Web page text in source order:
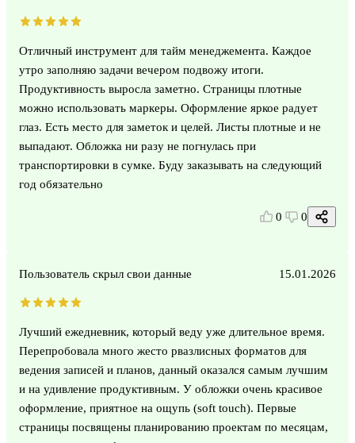
Отличный инструмент для тайм менеджемента. Каждое
утро заполняю задачи вечером подвожу итоги.
Продуктивность выросла заметно. Страницы плотные
можно использовать маркеры. Оформление яркое радует
глаз. Есть место для заметок и целей. Листы плотные и не
выпадают. Обложка ни разу не погнулась при
транспортировки в сумке. Буду заказывать на следующий
год обязательно
0 0
Пользователь скрыл свои данные 15.01.2026
Лучший ежедневник, который веду уже длительное время.
Перепробовала много жесто рвазлисных форматов для
ведения записей и планов, данный оказался самым лучшим
и на удивление продуктивным. У обложки очень красивое
оформление, приятное на ощупь (soft touch). Первые
страницы посвящены планированию проектам по месяцам,